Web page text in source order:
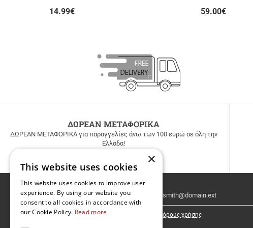
14.99€ 59.00€
ΔΩΡΕΑΝ ΜΕΤΑΦΟΡΙΚΑ
ΔΩΡΕΑΝ ΜΕΤΑΦΟΡΙΚΑ για παραγγελίες άνω των 100 ευρώ σε όλη την
Ελλάδα!
Newsletter
Έχω διαβάσει κι αποδέχομαι τους όρους χρήσης
×
This website uses cookies
This website uses cookies to improve user
experience. By using our website you
consent to all cookies in accordance with
our Cookie Policy. Read more